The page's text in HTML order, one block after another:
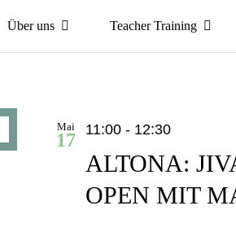
Über uns Teacher Training
Mai
17
ALTONA:
OPEN MIT
11:00 - 12:30